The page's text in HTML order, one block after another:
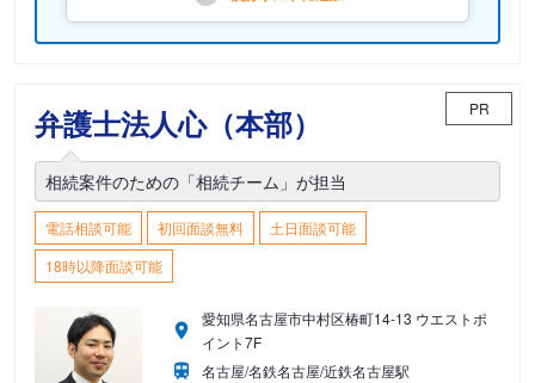
弁護士法人心（本部） PR
相続案件のための「相続チーム」が担当
電話相談可能 初回面談無料
土日面談可能
18時以降面談可能
愛知県名古屋市中村区椿町14-13 ウエストポ
イント7F
名古屋/名鉄名古屋/近鉄名古屋駅